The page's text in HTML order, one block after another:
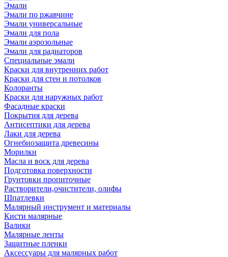
Эмали
Эмали по ржавчине
Эмали универсальные
Эмали для пола
Эмали аэрозольные
Эмали для радиаторов
Специальные эмали
Краски для внутренних работ
Краски для стен и потолков
Колоранты
Краски для наружных работ
Фасадные краски
Покрытия для дерева
Антисептики для дерева
Лаки для дерева
Огнебиозащита древесины
Морилки
Масла и воск для дерева
Подготовка поверхности
Грунтовки пропиточные
Растворители,очистители, олифы
Шпатлевки
Малярный инструмент и материалы
Кисти малярные
Валики
Малярные ленты
Защитные пленки
Аксессуары для малярных работ